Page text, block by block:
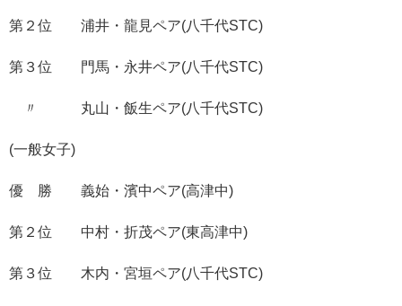
第２位 浦井・龍見ペア(八千代STC)
第３位 門馬・永井ペア(八千代STC)
〃 丸山・飯生ペア(八千代STC)
(一般女子)
優 勝 義始・濱中ペア(高津中)
第２位 中村・折茂ペア(東高津中)
第３位 木内・宮垣ペア(八千代STC)